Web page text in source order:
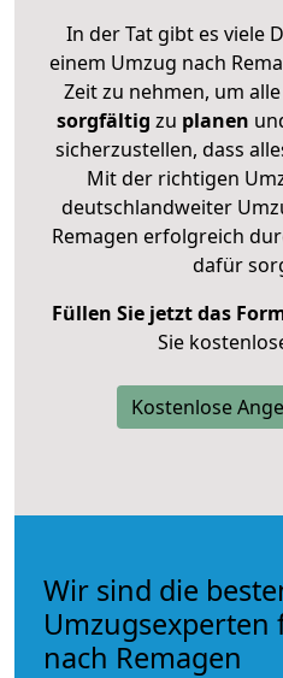
In der Tat gibt es viele
einem Umzug nach
Zeit zu nehmen, um
sorgfältig zu planen
sicherzustellen, dass
Mit der richtigen
deutschlandweiter
Remagen erfolgreich
dafür
Füllen Sie jetzt das
Sie
Kostenlose
Wir sind die
nach Remagen